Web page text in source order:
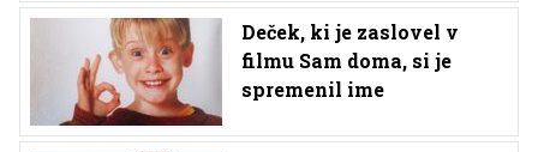
Deček, ki je zaslovel v
filmu Sam doma, si je
spremenil ime